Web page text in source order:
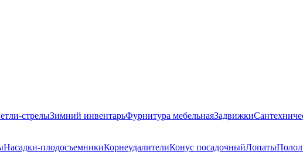
стрелыЗимний инвентарьФурнитура мебельнаяЗадвижки
Насадки-плодосъемникиКорнеудалителиКонус посадочныйЛопаты